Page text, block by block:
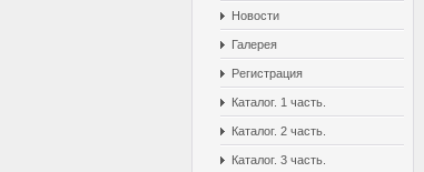
Новости
Галерея
Регистрация
Каталог. 1 часть.
Каталог. 2 часть.
Каталог. 3 часть.